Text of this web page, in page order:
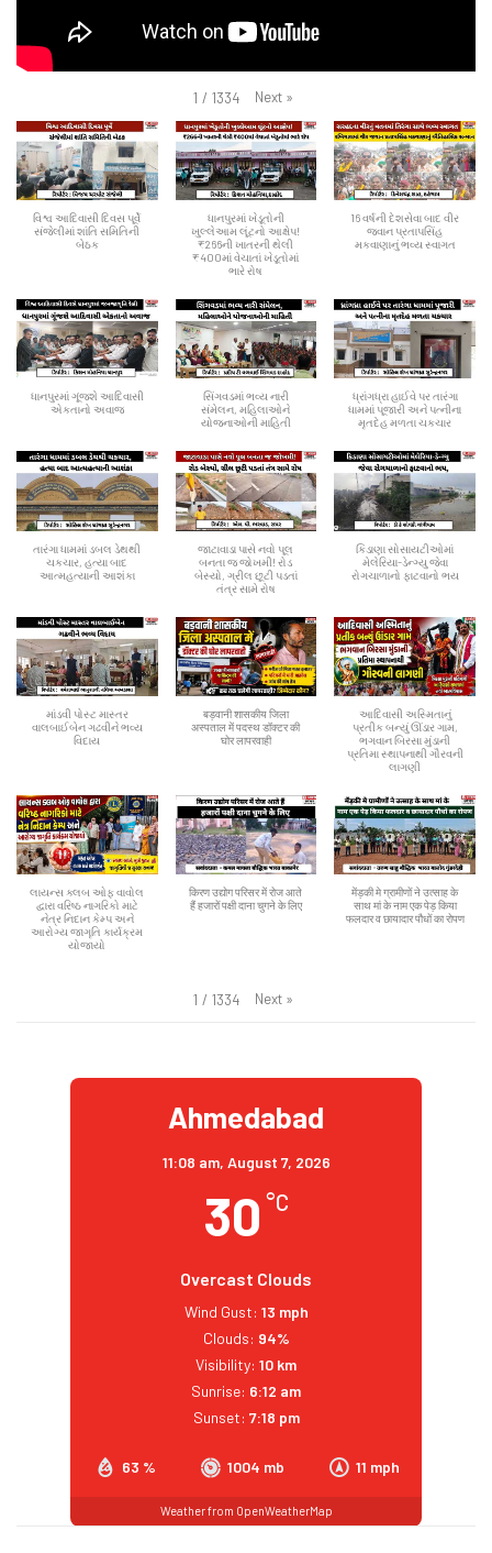
1 / 1334 Next »
વિશ્વ આદિવાસી દિવસ પૂર્વે
સંજેલીમાં શાંતિ સમિતિની
બેઠક
ધાનપુરમાં ખેડૂતોની
ખુલ્લેઆમ લૂંટનો આક્ષેપ!
₹266ની ખાતરની થેલી
₹400માં વેચાતાં ખેડૂતોમાં
ભારે રોષ
16 વર્ષની દેશસેવા બાદ વીર
જવાન પ્રતાપસિંહ
મકવાણાનું ભવ્ય સ્વાગત
ધાનપુરમાં ગૂંજશે આદિવાસી
એકતાનો અવાજ
સિંગવડમાં ભવ્ય નારી
સંમેલન, મહિલાઓને
યોજનાઓની માહિતી
ધ્રાંગધ્રા હાઈવે પર તારંગા
ધામમાં પૂજારી અને પત્નીના
મૃતદેહ મળતા ચકચાર
તારંગા ધામમાં ડબલ ડેથથી
ચકચાર, હત્યા બાદ
આત્મહત્યાની આશંકા
જાટાવાડા પાસે નવો પૂલ
બનતા જ જોખમી! રોડ
બેસ્યો, ગ્રીલ છૂટી પડતાં
તંત્ર સામે રોષ
કિડાણા સોસાયટીઓમાં
મેલેરિયા-ડેન્ગ્યુ જેવા
રોગચાળાનો ફાટવાનો ભય
માંડવી પોસ્ટ માસ્તર
વાલબાઈબેન ગઢવીને ભવ્ય
વિદાય
बड़वानी शासकीय जिला
अस्पताल में पदस्थ डॉक्टर की
घोर लापरवाही
આદિવાસી અસ્મિતાનું
પ્રતીક બન્યું ઊંડાર ગામ,
ભગવાન બિરસા મુંડાની
પ્રતિમા સ્થાપનાથી ગૌરવની
લાગણી
લાયન્સ ક્લબ ઓફ વાવોલ
દ્વારા વરિષ્ઠ નાગરિકો માટે
નેત્ર નિદાન કેમ્પ અને
આરોગ્ય જાગૃતિ કાર્યક્રમ
યોજાયો
किरण उद्योग परिसर में रोज आते
हैं हजारों पक्षी दाना चुगने के लिए
मेंड़की मे ग्रामीणों ने उत्साह के
साथ मां के नाम एक पेड़ किया
फलदार व छायादार पौधों का रोपण
1 / 1334 Next »
Ahmedabad
11:08 am, August 7, 2026
30 °C
Overcast Clouds
63 % 1004 mb 11 mph
Wind Gust: 13 mph
Clouds: 94%
Visibility: 10 km
Sunrise: 6:12 am
Sunset: 7:18 pm
Weather from OpenWeatherMap